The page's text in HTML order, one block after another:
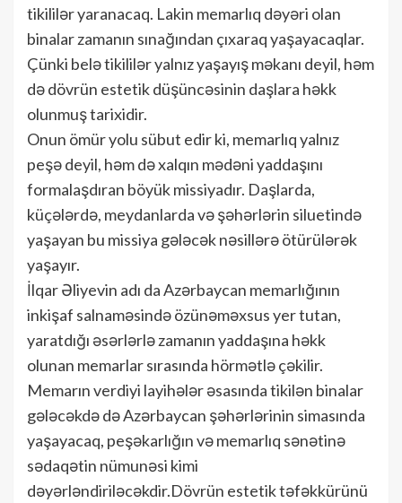
tikililər yaranacaq. Lakin memarlıq dəyəri olan
binalar zamanın sınağından çıxaraq yaşayacaqlar.
Çünki belə tikililər yalnız yaşayış məkanı deyil, həm
də dövrün estetik düşüncəsinin daşlara həkk
olunmuş tarixidir.
Onun ömür yolu sübut edir ki, memarlıq yalnız
peşə deyil, həm də xalqın mədəni yaddaşını
formalaşdıran böyük missiyadır. Daşlarda,
küçələrdə, meydanlarda və şəhərlərin siluetində
yaşayan bu missiya gələcək nəsillərə ötürülərək
yaşayır.
İlqar Əliyevin adı da Azərbaycan memarlığının
inkişaf salnaməsində özünəməxsus yer tutan,
yaratdığı əsərlərlə zamanın yaddaşına həkk
olunan memarlar sırasında hörmətlə çəkilir.
Memarın verdiyi layihələr əsasında tikilən binalar
gələcəkdə də Azərbaycan şəhərlərinin simasında
yaşayacaq, peşəkarlığın və memarlıq sənətinə
sədaqətin nümunəsi kimi
dəyərləndiriləcəkdir.Dövrün estetik təfəkkürünü